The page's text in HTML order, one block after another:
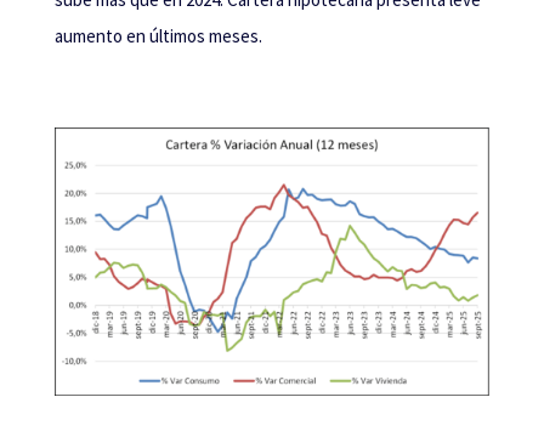
aumento en últimos meses.